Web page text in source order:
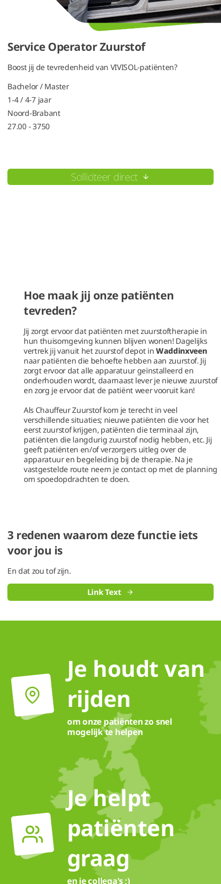
Service Operator Zuurstof
Boost jij de tevredenheid van VIVISOL-patiënten?
Bachelor / Master
1-4 / 4-7 jaar
Noord-Brabant
27.00 - 3750
Solliciteer direct
Hoe maak jij onze patiënten
tevreden?
Jij zorgt ervoor dat patiënten met zuurstoftherapie in
hun thuisomgeving kunnen blijven wonen! Dagelijks
vertrek jij vanuit het zuurstof depot inWaddinxveen
naar patiënten die behoefte hebben aan zuurstof. Jij
zorgt ervoor dat alle apparatuur geïnstalleerd en
onderhouden wordt, daarnaast lever je nieuwe zuurstof
en zorg je ervoor dat de patiënt weer vooruit kan!
Als Chauffeur Zuurstof kom je terecht in veel
verschillende situaties; nieuwe patiënten die voor het
eerst zuurstof krijgen, patiënten die terminaal zijn,
patiënten die langdurig zuurstof nodig hebben, etc. Jij
geeft patiënten en/of verzorgers uitleg over de
apparatuur en begeleiding bij de therapie. Na je
vastgestelde route neem je contact op met de planning
om spoedopdrachten te doen.
3 redenen waarom deze functie iets
voor jou is
En dat zou tof zijn.
Link Text
Je houdt van
rijden
om onze patiënten zo snel
mogelijk te helpen
Je helpt
patiënten
graag
en je collega's ;)